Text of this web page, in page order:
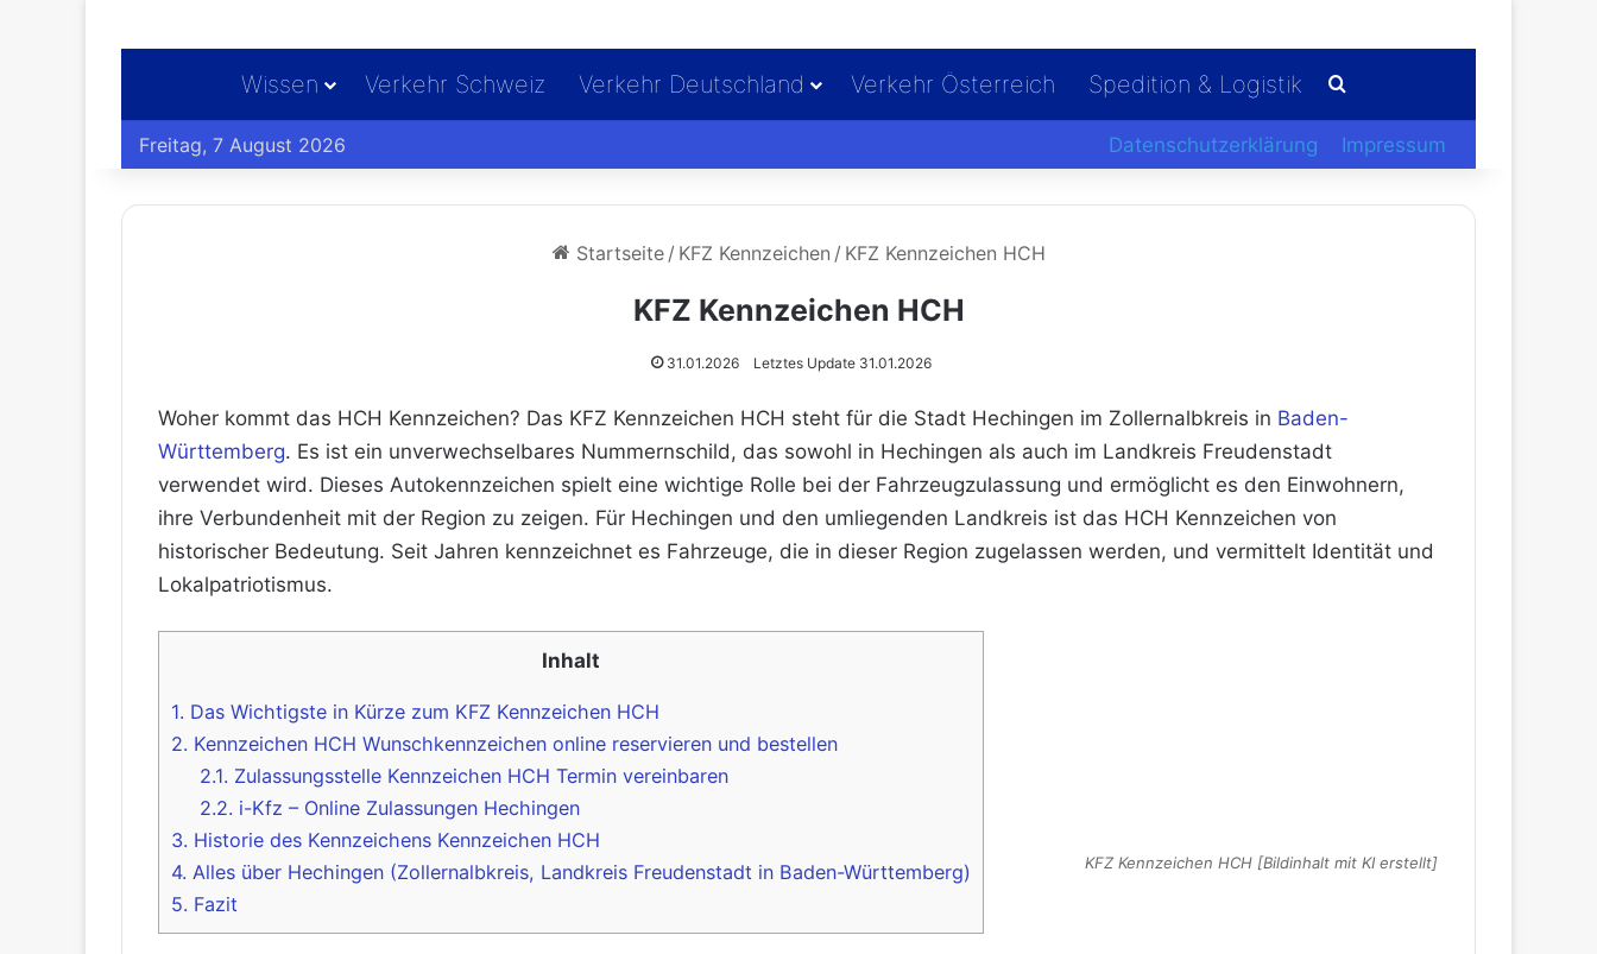
Wissen Verkehr Schweiz Verkehr Deutschland Verkehr Österreich Spedition & Logistik Suchen nach
Freitag, 7 August 2026 Datenschutzerklärung Impressum
Startseite / KFZ Kennzeichen / KFZ Kennzeichen HCH
KFZ Kennzeichen HCH
31.01.2026 Letztes Update 31.01.2026
Woher kommt das HCH Kennzeichen? Das KFZ Kennzeichen HCH steht für die Stadt Hechingen im Zollernalbkreis in Baden-
Württemberg. Es ist ein unverwechselbares Nummernschild, das sowohl in Hechingen als auch im Landkreis Freudenstadt
verwendet wird. Dieses Autokennzeichen spielt eine wichtige Rolle bei der Fahrzeugzulassung und ermöglicht es den Einwohnern,
ihre Verbundenheit mit der Region zu zeigen. Für Hechingen und den umliegenden Landkreis ist das HCH Kennzeichen von
historischer Bedeutung. Seit Jahren kennzeichnet es Fahrzeuge, die in dieser Region zugelassen werden, und vermittelt Identität und
Lokalpatriotismus.
KFZ Kennzeichen HCH [Bildinhalt mit KI erstellt]
Inhalt
1. Das Wichtigste in Kürze zum KFZ Kennzeichen HCH
2. Kennzeichen HCH Wunschkennzeichen online reservieren und bestellen
2.1. Zulassungsstelle Kennzeichen HCH Termin vereinbaren
2.2. i-Kfz – Online Zulassungen Hechingen
3. Historie des Kennzeichens Kennzeichen HCH
4. Alles über Hechingen (Zollernalbkreis, Landkreis Freudenstadt in Baden-Württemberg)
5. Fazit